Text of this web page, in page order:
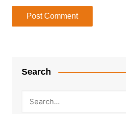
Search